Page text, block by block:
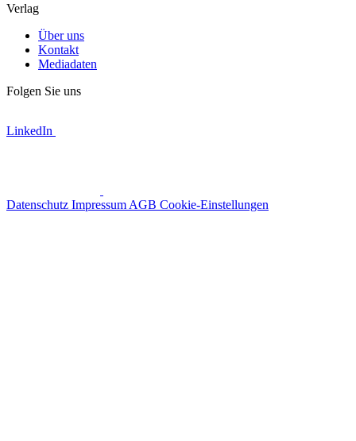
Verlag
Über uns
Kontakt
Mediadaten
Folgen Sie uns
LinkedIn
Datenschutz Impressum AGB Cookie-Einstellungen